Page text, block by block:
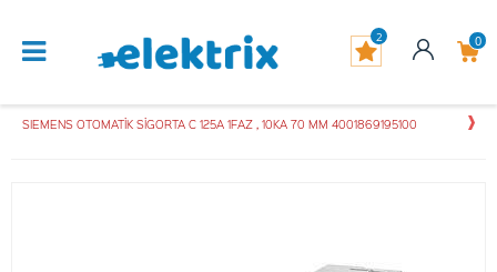
0
2
SIEMENS OTOMATİK SİGORTA C 125A 1FAZ , 10KA 70 MM 4001869195100